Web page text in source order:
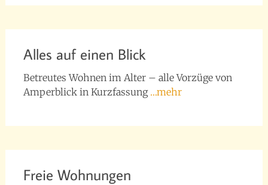
Alles auf einen Blick
Betreutes Wohnen im Alter – alle Vorzüge von
Amperblick in Kurzfassung …mehr
Freie Wohnungen